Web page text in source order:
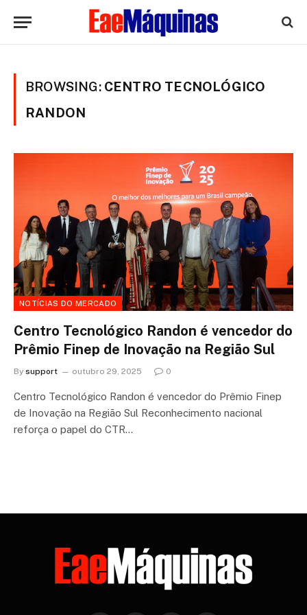
BROWSING: CENTRO TECNOLÓGICO
RANDON
NOTÍCIAS DO MERCADO
Centro Tecnológico Randon é vencedor do
Prêmio Finep de Inovação na Região Sul
By support outubro 29, 2025 0
Centro Tecnológico Randon é vencedor do Prêmio Finep
de Inovação na Região Sul Reconhecimento nacional
reforça o papel do CTR…